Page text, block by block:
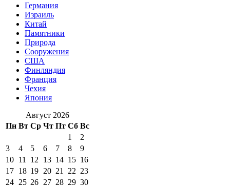
Германия
Израиль
Китай
Памятники
Природа
Сооружения
США
Финляндия
Франция
Чехия
Япония
Август 2026
Пн Вт Ср Чт Пт Сб Вс
1
2
3
4 5 6 7 8
9
10 11 12 13 14 15 16
17 18 19 20 21 22 23
24 25 26 27 28 29 30